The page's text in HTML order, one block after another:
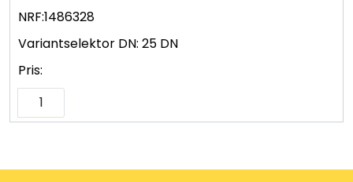
NRF:1486328
Variantselektor DN: 25 DN
Pris: